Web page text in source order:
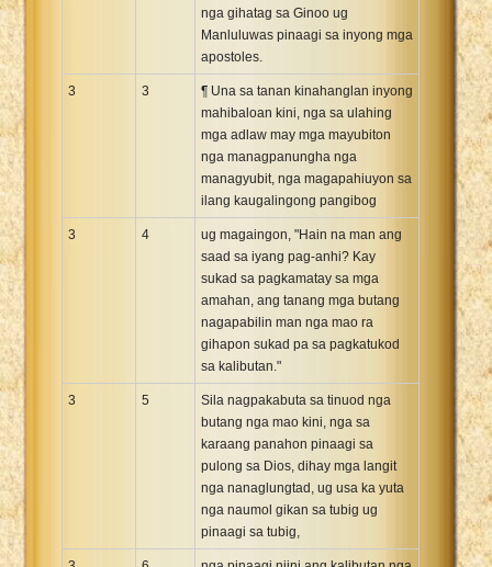
nga gihatag sa Ginoo ug
Manluluwas pinaagi sa inyong mga
apostoles.
3 3
¶ Una sa tanan kinahanglan inyong
mahibaloan kini, nga sa ulahing
mga adlaw may mga mayubiton
nga managpanungha nga
managyubit, nga magapahiuyon sa
ilang kaugalingong pangibog
3 4
ug magaingon, "Hain na man ang
saad sa iyang pag-anhi? Kay
sukad sa pagkamatay sa mga
amahan, ang tanang mga butang
nagapabilin man nga mao ra
gihapon sukad pa sa pagkatukod
sa kalibutan."
3 5
Sila nagpakabuta sa tinuod nga
butang nga mao kini, nga sa
karaang panahon pinaagi sa
pulong sa Dios, dihay mga langit
nga nanaglungtad, ug usa ka yuta
nga naumol gikan sa tubig ug
pinaagi sa tubig,